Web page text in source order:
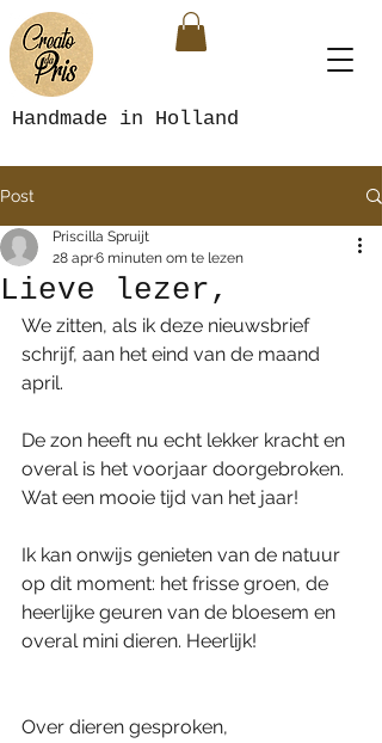
Handmade in Holland
Post
Lieve lezer,
Priscilla Spruijt
28 apr6 minuten om te lezen
We zitten, als ik deze nieuwsbrief
schrijf, aan het eind van de maand
april.
De zon heeft nu echt lekker kracht en
overal is het voorjaar doorgebroken.
Wat een mooie tijd van het jaar!
Ik kan onwijs genieten van de natuur
op dit moment: het frisse groen, de
heerlijke geuren van de bloesem en
overal mini dieren. Heerlijk!
Over dieren gesproken,